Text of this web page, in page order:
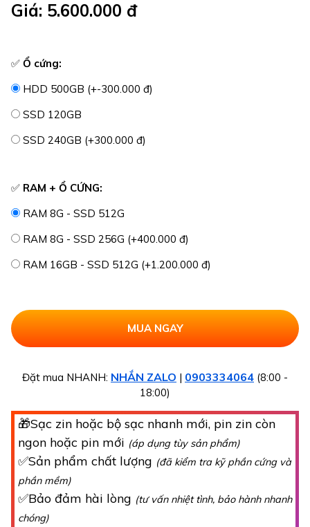
Giá: 5.600.000 đ
✅ Ổ cứng:
HDD 500GB (+-300.000 đ)
SSD 120GB
SSD 240GB (+300.000 đ)
✅ RAM + Ổ CỨNG:
RAM 8G - SSD 512G
RAM 8G - SSD 256G (+400.000 đ)
RAM 16GB - SSD 512G (+1.200.000 đ)
Đặt mua NHANH: NHẮN ZALO | 0903334064 (8:00 -
18:00)
🎁Sạc zin hoặc bộ sạc nhanh mới, pin zin còn
ngon hoặc pin mới (áp dụng tùy sản phẩm)
✅Sản phẩm chất lượng (đã kiểm tra kỹ phần cứng và
phần mềm)
✅Bảo đảm hài lòng (tư vấn nhiệt tình, bảo hành nhanh
chóng)